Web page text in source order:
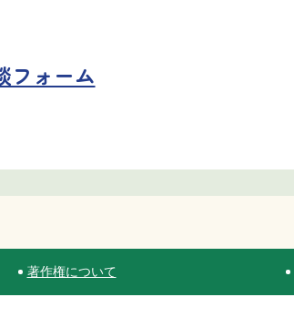
フォーム
著作権について